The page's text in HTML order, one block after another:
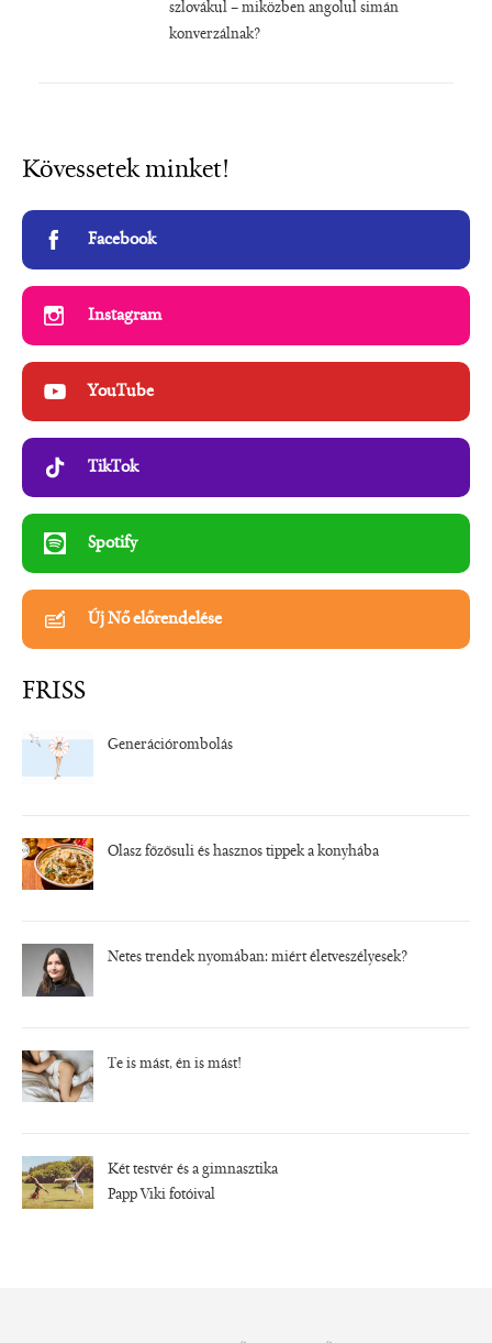
szlovákul – miközben angolul simán
konverzálnak?
Kövessetek minket!
Facebook
Instagram
YouTube
TikTok
Spotify
Új Nő előrendelése
FRISS
Generációrombolás
Olasz főzősuli és hasznos tippek a konyhába
Netes trendek nyomában: miért életveszélyesek?
Te is mást, én is mást!
Két testvér és a gimnasztika
Papp Viki fotóival